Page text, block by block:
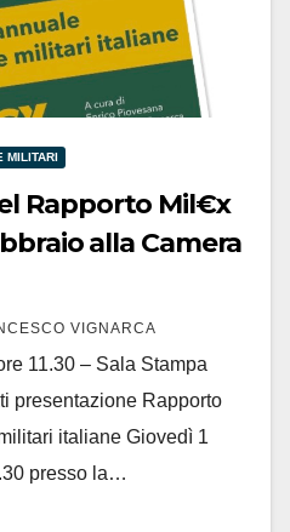
MILITARI
Rapporto Mil€x
alla Camera
VIGNARCA
11.30 – Sala Stampa
presentazione Rapporto
italiane Giovedì 1
presso la…